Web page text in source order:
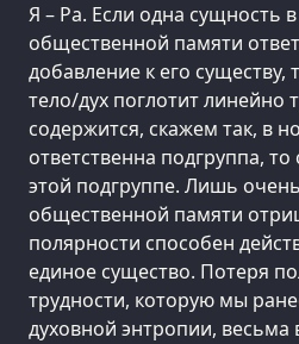
Я – Ра. Если одна сущность
общественной памяти
добавление к его существу,
тело/дух поглотит линейно
содержится, скажем так, в
ответственна подгруппа,
этой подгруппе. Лишь
общественной памяти
полярности способен
единое существо. Потеря
трудности, которую мы
духовной энтропии, весьма